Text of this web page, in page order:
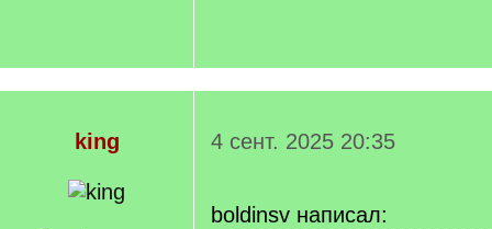
king 4 сент. 2025 20:35
boldinsv написал: